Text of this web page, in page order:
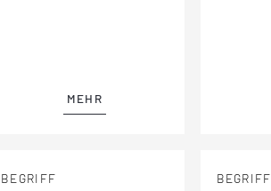
MEHR
BEGRIFF BEGRIFF